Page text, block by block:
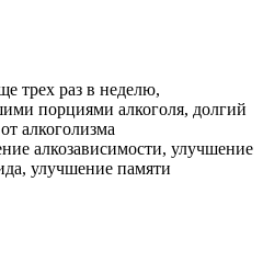
трех раз в неделю,
порциями алкоголя, долгий
алкоголизма
алкозависимости, улучшение
улучшение памяти